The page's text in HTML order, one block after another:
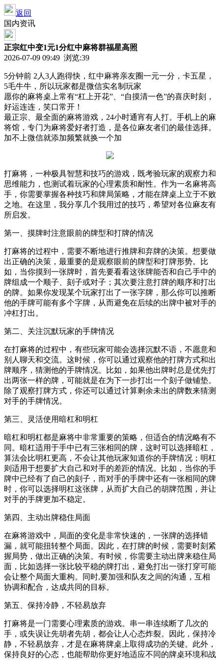
返回
国内资讯
正宗红中变1元1分红中麻将群福星高照
2026-07-09 09:49 浏览:39
5分钟前 2人3人跑得快，红中麻将亲友圈一元一分，卡五星，
5毛牛牛，所以玩家都是微信实名制玩家
愿你的麻将桌上常有“杠上开花”、“自摸清一色”的喜庆时刻，
好运连连，笑口常开！
最正宗、最全面的麻将游戏，24小时通宵有人打。手机上的麻
将馆，专门为麻将爱好者打造，是各位麻友者们的最佳选择。
加不上微信就添加频繁就换一个加
打麻将，一种极具智慧和技巧的游戏，既考验玩家的观察力和
思维能力，也测试着玩家的心理素质和耐性。作为一名麻将高
手，你需要掌握各种技巧和牌局策略，才能在牌桌上立于不败
之地。在这里，我分享几个我用过的技巧，希望对各位麻友有
所启发。
第一、摸牌时注意眼前的牌型和打牌的情况
打麻将的过程中，需要不断地进行推牌和弃牌的决策。想要做
出正确的决策，最重要的是观察眼前的牌型和打牌形势。比
如，当你摸到一张牌时，首先要看看这张牌能否和自己手中的
牌组成一个顺子、刻子或对子；其次要注意打牌的顺序和打出
的牌。如果你发现某个玩家打出了一张字牌，那么你可以推断
他的手牌可能有多个字牌，从而避免在后续的出牌中被对手的
冲杠打出。
第二、关注沉默玩家的手牌情况
在打麻将的过程中，有些玩家可能会选择沉默不语，不愿意和
别人聊天和交流。这时候，你可以通过观察他的打牌方式和出
牌顺序，猜测他的手牌情况。比如，如果他出牌时总是优先打
出两张一样的牌，可能就是在为下一步打出一个刻子做铺垫。
除了观察打牌方式，你还可以通过计算剩余未出的牌数来猜测
对手的手牌情况。
第三、灵活使用暗杠和明杠
暗杠和明杠都是麻将中非常重要的策略，但适合的情况略有不
同。暗杠适用于手中已有三张相同的牌，这时可以选择暗杠，
算法会比明杠更高，不会让其他玩家知道你的手牌情况；明杠
则适用于想要扩大自己和对手的差距的情况。比如，当你的手
牌中已经有了自己的刻子，而对手的手牌中还有一张相同的牌
时，你可以选择明杠这张牌，从而扩大自己的胡牌范围，并让
对手的手牌更加不稳定。
第四、主动出牌稳住局面
在麻将游戏中，局面的变化是非常快速的，一张牌的选择错
漏，就可能扭转整个局面。因此，在打牌的时候，需要时刻紧
握局势，做出正确的决策。有时候，你需要主动出牌来稳住局
面，比如选择一张比较平稳的牌打出，避免打出一张打穿可能
会让整个局面大重构。同时,要加强和队友之间的沟通，互相
协调和配合，达成共同的目标。
第五、保持冷静，不轻易放弃
打麻将是一门需要心理素质的游戏。串一串连续断了几次的
手，或失误让先胡者先胡，都会让人心态炸裂。因此，保持冷
静，不轻易放弃，才是在麻将牌桌上取得成功的关键。此外，
保持良好的心态，也能帮助你更好地适应不同的牌桌环境和战